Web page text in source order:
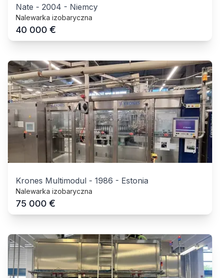
Nate - 2004 - Niemcy
Nalewarka izobaryczna
40 000 €
Krones Multimodul - 1986 - Estonia
Nalewarka izobaryczna
75 000 €